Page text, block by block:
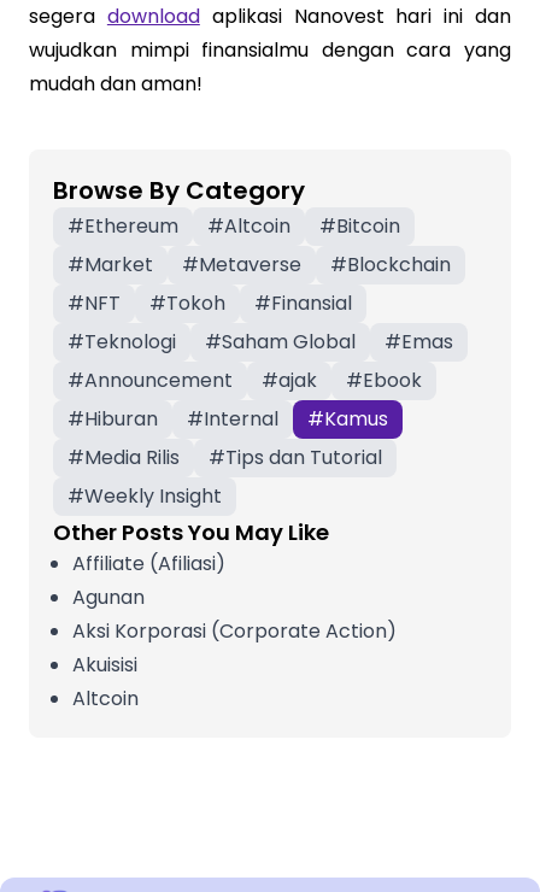
segera downloadaplikasi Nanovest hari ini dan
wujudkan mimpi finansialmu dengan cara yang
mudah dan aman!
Browse By Category
#Ethereum #Altcoin #Bitcoin
#Market #Metaverse #Blockchain
#NFT #Tokoh #Finansial
#Teknologi #Saham Global #Emas
#Announcement #ajak #Ebook
#Hiburan #Internal #Kamus
#Media Rilis #Tips dan Tutorial
#Weekly Insight
Other Posts You May Like
Affiliate (Afiliasi)
Agunan
Aksi Korporasi (Corporate Action)
Akuisisi
Altcoin